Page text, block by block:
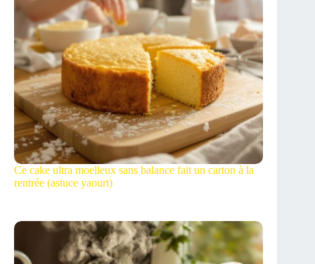
Ce cake ultra moelleux sans balance fait un carton à la
rentrée (astuce yaourt)